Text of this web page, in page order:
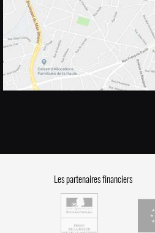
Les partenaires financiers